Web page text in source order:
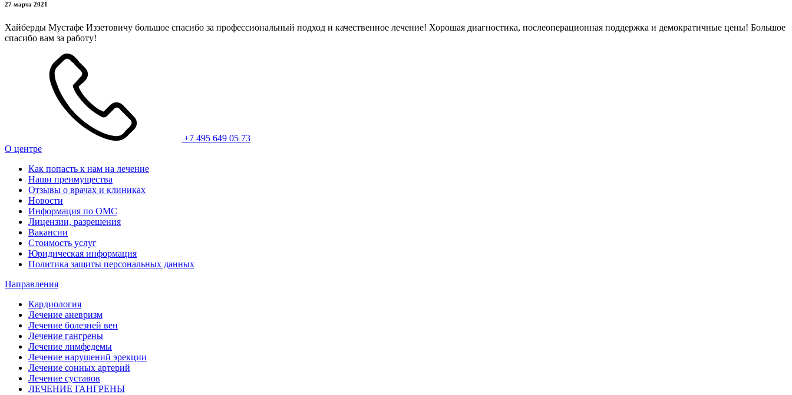
27 марта 2021
Хайберды Мустафе Иззетовичу большое спасибо за профессиональный подход и качественное лечение! Хорошая диагностика, послеоперационная поддержка и демократичные цены! Большое
спасибо вам за работу!
+7 495 649 05 73
О центре
Как попасть к нам на лечение
Наши преимущества
Отзывы о врачах и клиниках
Новости
Информация по ОМС
Лицензии, разрешения
Вакансии
Стоимость услуг
Юридическая информация
Политика защиты персональных данных
Направления
Кардиология
Лечение аневризм
Лечение болезней вен
Лечение гангрены
Лечение лимфедемы
Лечение нарушений эрекции
Лечение сонных артерий
Лечение суставов
ЛЕЧЕНИЕ ГАНГРЕНЫ